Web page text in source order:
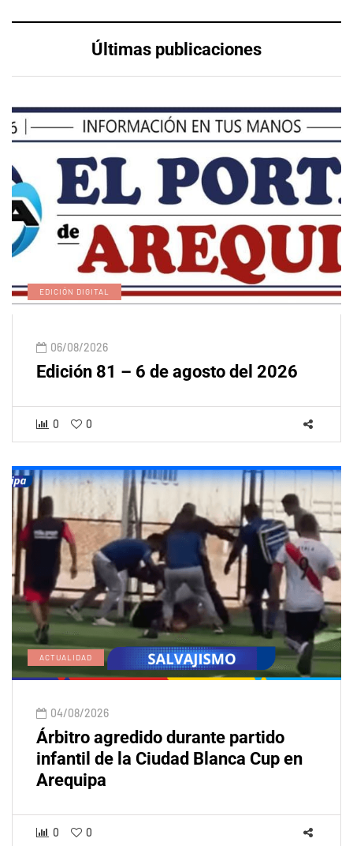
Últimas publicaciones
EDICIÓN DIGITAL
06/08/2026
Edición 81 – 6 de agosto del 2026
0 0
ACTUALIDAD
04/08/2026
Árbitro agredido durante partido
infantil de la Ciudad Blanca Cup en
Arequipa
0 0